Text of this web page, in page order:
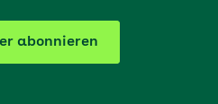
abonnieren